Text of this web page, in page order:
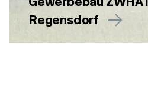
Regensdorf